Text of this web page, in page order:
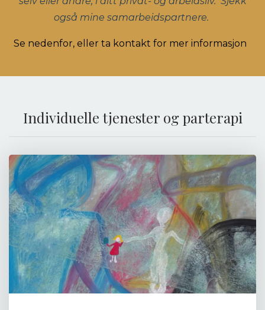
også mine samarbeidspartnere.
Se nedenfor, eller ta kontakt for mer informasjon
Individuelle tjenester og parterapi